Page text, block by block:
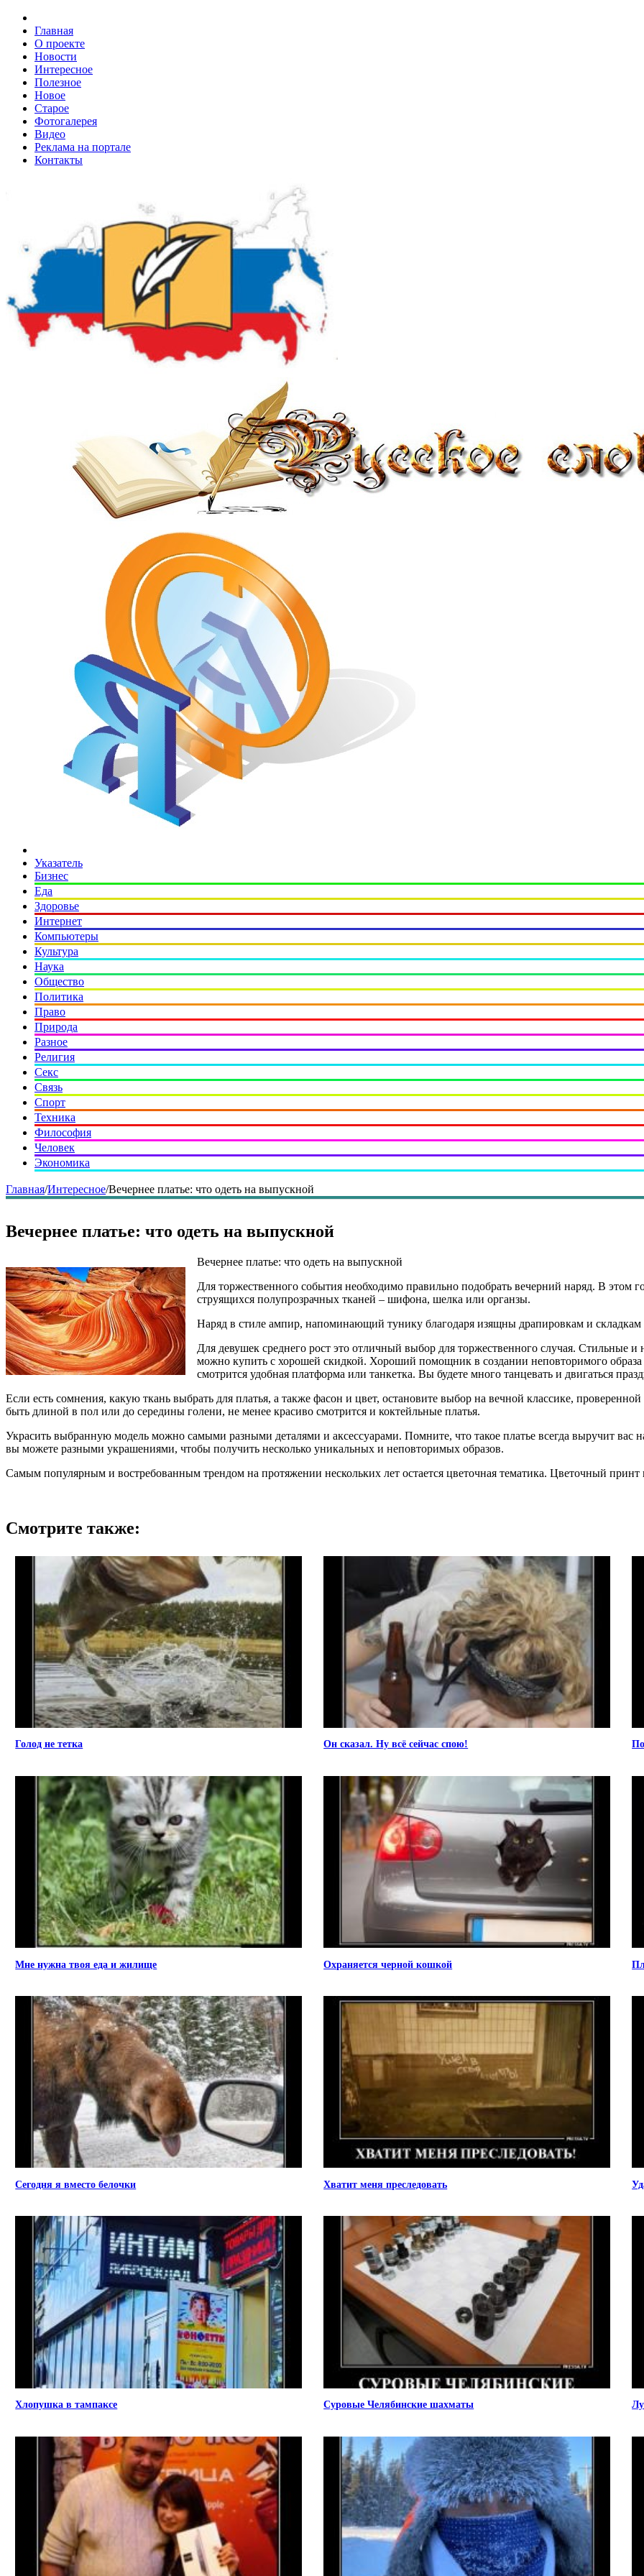
Главная
О проекте
Новости
Интересное
Полезное
Новое
Старое
Фотогалерея
Видео
Реклама на портале
Контакты
Указатель
Бизнес
Еда
Здоровье
Интернет
Компьютеры
Культура
Наука
Общество
Политика
Право
Природа
Разное
Религия
Секс
Связь
Спорт
Техника
Философия
Человек
Экономика
Главная/Интересное/Вечернее платье: что одеть на выпускной
Вечернее платье: что одеть на выпускной
Вечернее платье: что одеть на выпускной
Для торжественного события необходимо правильно подобрать вечерний наряд. В этом
струящихся полупрозрачных тканей – шифона, шелка или органзы.
Наряд в стиле ампир, напоминающий тунику благодаря изящны драпировкам и
Для девушек среднего рост это отличный выбор для торжественного случая. Стильные и
можно купить с хорошей скидкой. Хороший помощник в создании неповторимого образа
смотрится удобная платформа или танкетка. Вы будете много танцевать и двигаться
Если есть сомнения, какую ткань выбрать для платья, а также фасон и цвет, остановите выбор на вечной классике,
быть длиной в пол или до середины голени, не менее красиво смотрится и коктейльные платья.
Украсить выбранную модель можно самыми разными деталями и аксессуарами. Помните, что такое платье всегда выручит вас
вы можете разными украшениями, чтобы получить несколько уникальных и неповторимых образов.
Самым популярным и востребованным трендом на протяжении нескольких лет остается цветочная тематика. Цветочный
Смотрите также:
Голод не тетка Он сказал. Ну всё сейчас спою!
Мне нужна твоя еда и жилище Охраняется черной кошкой
Сегодня я вместо белочки Хватит меня преследовать
Хлопушка в тампаксе Суровые Челябинские шахматы